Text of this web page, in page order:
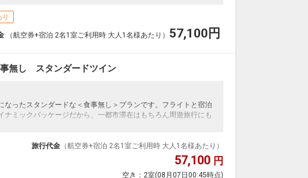
り
（航空券+宿泊 2名1室ご利用時 大人1名様あたり） 57,100 円
事無し スタンダードツイン
なったスタンダードな＜食事無し＞プランです。フライトと宿泊
ナミックパッケージだから、一都市滞在はもちろん周遊旅行にも
JALグループ）確約！フライトマイル50%貯まります。
交通・体験プランなどの追加（同時予約）が可能なプランもござ
旅行代金 （航空券+宿泊 2名1室ご利用時 大人1名様あたり）
57,100 円
空き： 2室(08月07日00:45時点)